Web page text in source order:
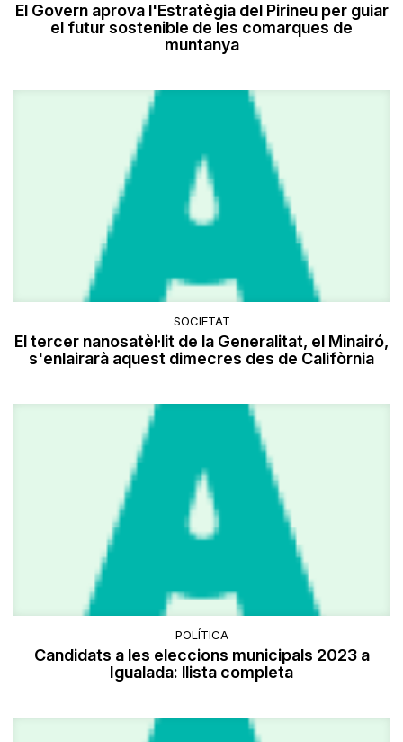
El Govern aprova l'Estratègia del Pirineu per guiar
el futur sostenible de les comarques de
muntanya
SOCIETAT
El tercer nanosatèl·lit de la Generalitat, el Minairó,
s'enlairarà aquest dimecres des de Califòrnia
POLÍTICA
Candidats a les eleccions municipals 2023 a
Igualada: llista completa